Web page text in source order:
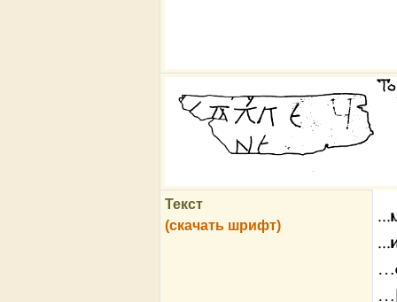
Текст
(скачать шрифт)